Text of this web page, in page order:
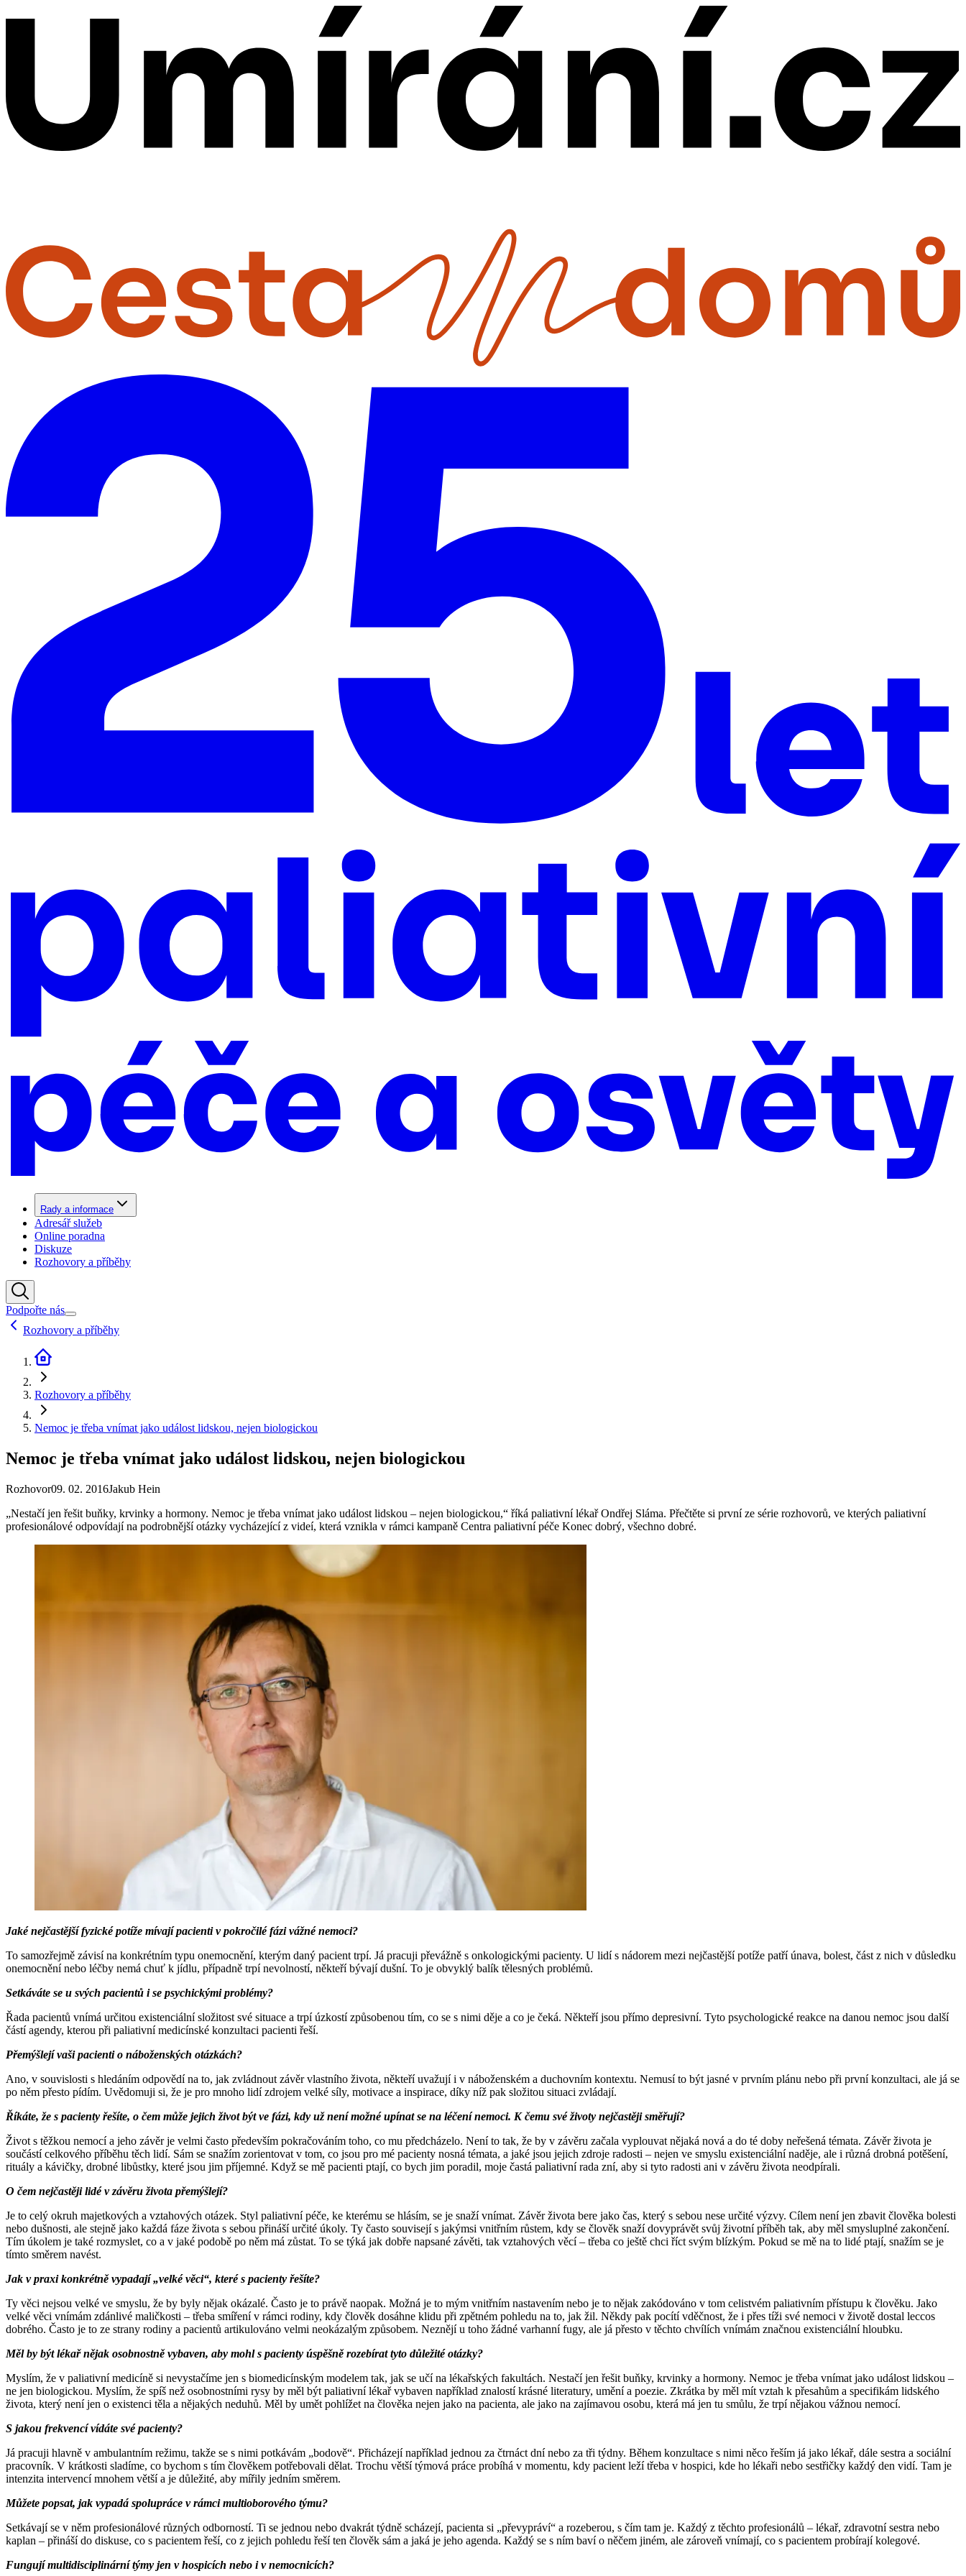
Rady a informace
Adresář služeb
Online poradna
Diskuze
Rozhovory a příběhy
Podpořte nás
Rozhovory a příběhy
Rozhovory a příběhy
Nemoc je třeba vnímat jako událost lidskou, nejen biologickou
Nemoc je třeba vnímat jako událost lidskou, nejen biologickou
Rozhovor09. 02. 2016Jakub Hein
„Nestačí jen řešit buňky, krvinky a hormony. Nemoc je třeba vnímat jako událost lidskou – nejen biologickou,“ říká paliativní lékař Ondřej Sláma. Přečtěte si první ze série rozhovorů, ve kterých paliativní
profesionálové odpovídají na podrobnější otázky vycházející z videí, která vznikla v rámci kampaně Centra paliativní péče Konec dobrý, všechno dobré.
Jaké nejčastější fyzické potíže mívají pacienti v pokročilé fázi vážné nemoci?
To samozřejmě závisí na konkrétním typu onemocnění, kterým daný pacient trpí. Já pracuji převážně s onkologickými pacienty. U lidí s nádorem mezi nejčastější potíže patří únava, bolest, část z nich v důsledku
onemocnění nebo léčby nemá chuť k jídlu, případně trpí nevolností, někteří bývají dušní. To je obvyklý balík tělesných problémů.
Setkáváte se u svých pacientů i se psychickými problémy?
Řada pacientů vnímá určitou existenciální složitost své situace a trpí úzkostí způsobenou tím, co se s nimi děje a co je čeká. Někteří jsou přímo depresivní. Tyto psychologické reakce na danou nemoc jsou další
částí agendy, kterou při paliativní medicínské konzultaci pacienti řeší.
Přemýšlejí vaši pacienti o náboženských otázkách?
Ano, v souvislosti s hledáním odpovědí na to, jak zvládnout závěr vlastního života, někteří uvažují i v náboženském a duchovním kontextu. Nemusí to být jasné v prvním plánu nebo při první konzultaci, ale já se
po něm přesto pídím. Uvědomuji si, že je pro mnoho lidí zdrojem velké síly, motivace a inspirace, díky níž pak složitou situaci zvládají.
Říkáte, že s pacienty řešíte, o čem může jejich život být ve fázi, kdy už není možné upínat se na léčení nemoci. K čemu své životy nejčastěji směřují?
Život s těžkou nemocí a jeho závěr je velmi často především pokračováním toho, co mu předcházelo. Není to tak, že by v závěru začala vyplouvat nějaká nová a do té doby neřešená témata. Závěr života je
součástí celkového příběhu těch lidí. Sám se snažím zorientovat v tom, co jsou pro mé pacienty nosná témata, a jaké jsou jejich zdroje radosti – nejen ve smyslu existenciální naděje, ale i různá drobná potěšení,
rituály a kávičky, drobné libůstky, které jsou jim příjemné. Když se mě pacienti ptají, co bych jim poradil, moje častá paliativní rada zní, aby si tyto radosti ani v závěru života neodpírali.
O čem nejčastěji lidé v závěru života přemýšlejí?
Je to celý okruh majetkových a vztahových otázek. Styl paliativní péče, ke kterému se hlásím, se je snaží vnímat. Závěr života bere jako čas, který s sebou nese určité výzvy. Cílem není jen zbavit člověka bolesti
nebo dušnosti, ale stejně jako každá fáze života s sebou přináší určité úkoly. Ty často souvisejí s jakýmsi vnitřním růstem, kdy se člověk snaží dovyprávět svůj životní příběh tak, aby měl smysluplné zakončení.
Tím úkolem je také rozmyslet, co a v jaké podobě po něm má zůstat. To se týká jak dobře napsané závěti, tak vztahových věcí – třeba co ještě chci říct svým blízkým. Pokud se mě na to lidé ptají, snažím se je
tímto směrem navést.
Jak v praxi konkrétně vypadají „velké věci“, které s pacienty řešíte?
Ty věci nejsou velké ve smyslu, že by byly nějak okázalé. Často je to právě naopak. Možná je to mým vnitřním nastavením nebo je to nějak zakódováno v tom celistvém paliativním přístupu k člověku. Jako
velké věci vnímám zdánlivé maličkosti – třeba smíření v rámci rodiny, kdy člověk dosáhne klidu při zpětném pohledu na to, jak žil. Někdy pak pocítí vděčnost, že i přes tíži své nemoci v životě dostal leccos
dobrého. Často je to ze strany rodiny a pacientů artikulováno velmi neokázalým způsobem. Neznějí u toho žádné varhanní fugy, ale já přesto v těchto chvílích vnímám značnou existenciální hloubku.
Měl by být lékař nějak osobnostně vybaven, aby mohl s pacienty úspěšně rozebírat tyto důležité otázky?
Myslím, že v paliativní medicíně si nevystačíme jen s biomedicínským modelem tak, jak se učí na lékařských fakultách. Nestačí jen řešit buňky, krvinky a hormony. Nemoc je třeba vnímat jako událost lidskou –
ne jen biologickou. Myslím, že spíš než osobnostními rysy by měl být paliativní lékař vybaven například znalostí krásné literatury, umění a poezie. Zkrátka by měl mít vztah k přesahům a specifikám lidského
života, který není jen o existenci těla a nějakých neduhů. Měl by umět pohlížet na člověka nejen jako na pacienta, ale jako na zajímavou osobu, která má jen tu smůlu, že trpí nějakou vážnou nemocí.
S jakou frekvencí vídáte své pacienty?
Já pracuji hlavně v ambulantním režimu, takže se s nimi potkávám „bodově“. Přicházejí například jednou za čtrnáct dní nebo za tři týdny. Během konzultace s nimi něco řeším já jako lékař, dále sestra a sociální
pracovník. V krátkosti sladíme, co bychom s tím člověkem potřebovali dělat. Trochu větší týmová práce probíhá v momentu, kdy pacient leží třeba v hospici, kde ho lékaři nebo sestřičky každý den vidí. Tam je
intenzita intervencí mnohem větší a je důležité, aby mířily jedním směrem.
Můžete popsat, jak vypadá spolupráce v rámci multioborového týmu?
Setkávají se v něm profesionálové různých odborností. Ti se jednou nebo dvakrát týdně scházejí, pacienta si „převypráví“ a rozeberou, s čím tam je. Každý z těchto profesionálů – lékař, zdravotní sestra nebo
kaplan – přináší do diskuse, co s pacientem řeší, co z jejich pohledu řeší ten člověk sám a jaká je jeho agenda. Každý se s ním baví o něčem jiném, ale zároveň vnímají, co s pacientem probírají kolegové.
Fungují multidisciplinární týmy jen v hospicích nebo i v nemocnicích?